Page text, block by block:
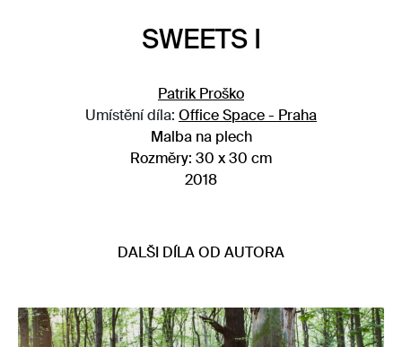
SWEETS I
Patrik Proško
Umístění díla: Office Space - Praha
Malba na plech
Rozměry: 30 x 30 cm
2018
DALŠI DÍLA OD AUTORA